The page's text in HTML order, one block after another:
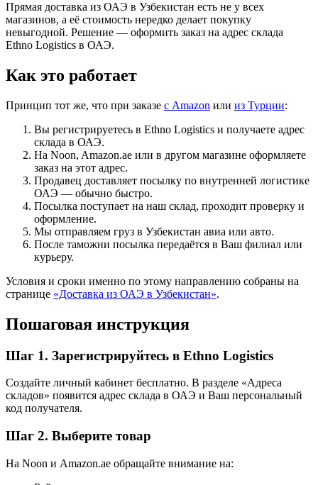
Прямая доставка из ОАЭ в Узбекистан есть не у всех
магазинов, а её стоимость нередко делает покупку
невыгодной. Решение — оформить заказ на адрес склада
Ethno Logistics в ОАЭ.
Как это работает
Принцип тот же, что при заказе с Amazon или из Турции:
Вы регистрируетесь в Ethno Logistics и получаете адрес
склада в ОАЭ.
На Noon, Amazon.ae или в другом магазине оформляете
заказ на этот адрес.
Продавец доставляет посылку по внутренней логистике
ОАЭ — обычно быстро.
Посылка поступает на наш склад, проходит проверку и
оформление.
Мы отправляем груз в Узбекистан авиа или авто.
После таможни посылка передаётся в Ваш филиал или
курьеру.
Условия и сроки именно по этому направлению собраны на
странице «Доставка из ОАЭ в Узбекистан».
Пошаговая инструкция
Шаг 1. Зарегистрируйтесь в Ethno Logistics
Создайте личный кабинет бесплатно. В разделе «Адреса
складов» появится адрес склада в ОАЭ и Ваш персональный
код получателя.
Шаг 2. Выберите товар
На Noon и Amazon.ae обращайте внимание на: